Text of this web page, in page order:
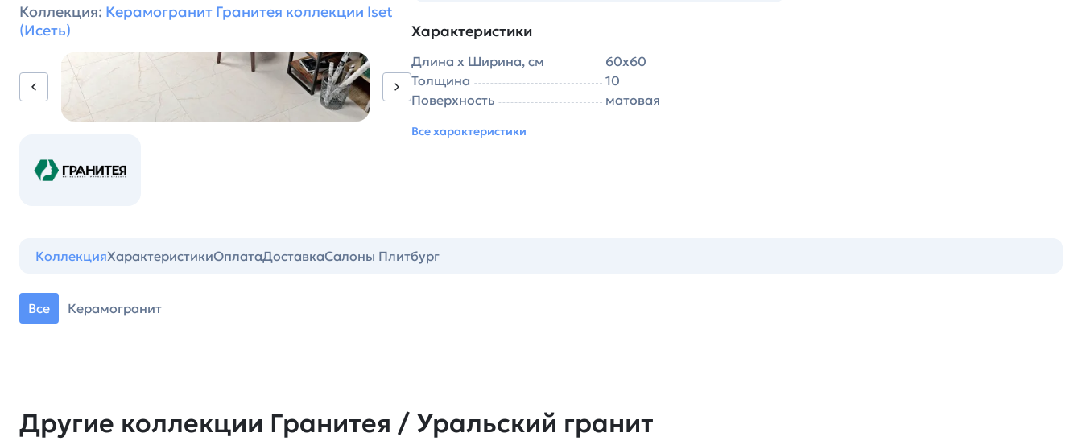
Коллекция: Керамогранит Гранитея коллекции Iset
(Исеть)
Характеристики
Длина х Ширина, см
60х60
Толщина
10
Поверхность
матовая
Все характеристики
КоллекцияХарактеристикиОплатаДоставкаСалоны Плитбург
Все Керамогранит
Другие коллекции Гранитея / Уральский гранит